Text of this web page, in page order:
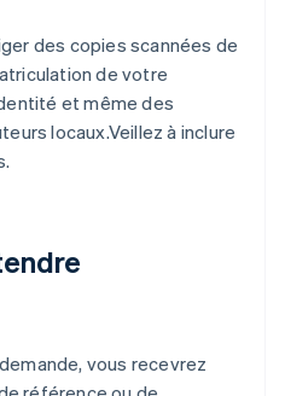
des copies scannées de
de votre
et même des
locaux.Veillez à inclure
vous recevrez